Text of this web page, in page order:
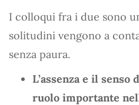
I colloqui fra i due sono
solitudini vengono a
senza paura.
L’assenza e il
ruolo importante